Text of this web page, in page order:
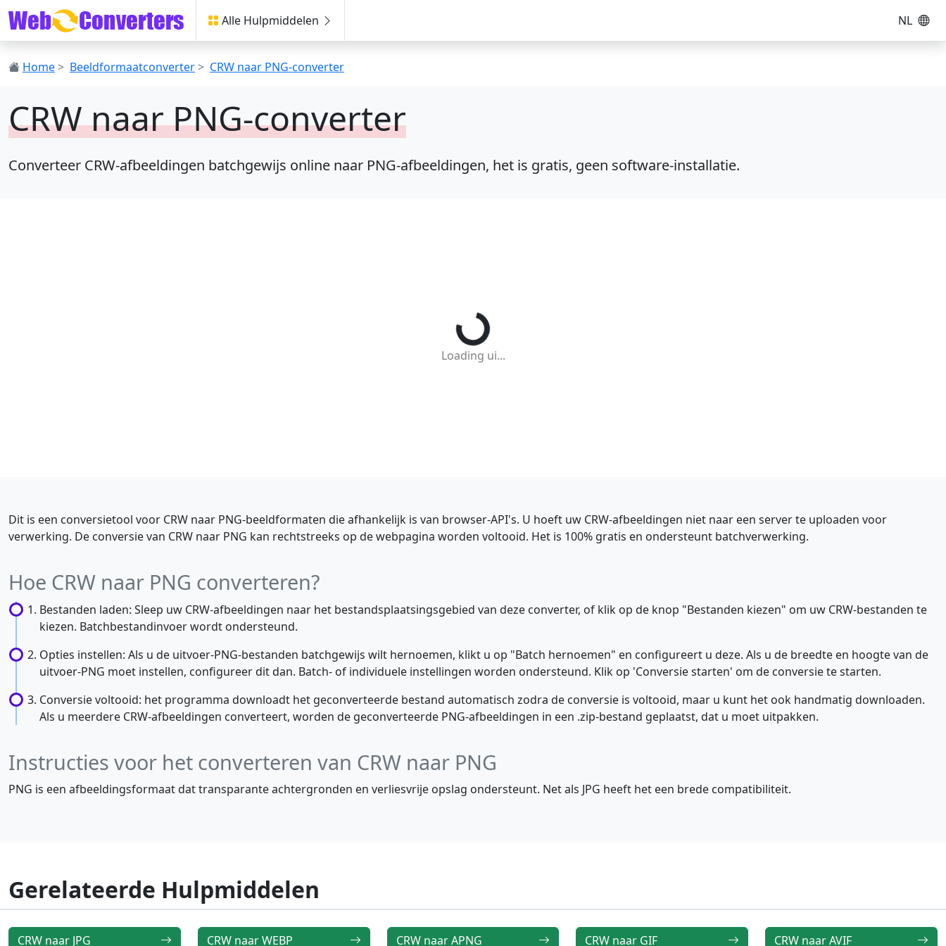
Alle Hulpmiddelen NL
Home> Beeldformaatconverter> CRW naar PNG-converter
CRW naar PNG-converter
Converteer CRW-afbeeldingen batchgewijs online naar PNG-afbeeldingen, het is gratis, geen software-installatie.
Loading ui...
Dit is een conversietool voor CRW naar PNG-beeldformaten die afhankelijk is van browser-API's. U hoeft uw CRW-afbeeldingen niet naar een server te uploaden voor
verwerking. De conversie van CRW naar PNG kan rechtstreeks op de webpagina worden voltooid. Het is 100% gratis en ondersteunt batchverwerking.
Hoe CRW naar PNG converteren?
Bestanden laden: Sleep uw CRW-afbeeldingen naar het bestandsplaatsingsgebied van deze converter, of klik op de knop "Bestanden kiezen" om uw CRW-bestanden te
kiezen. Batchbestandinvoer wordt ondersteund.
Opties instellen: Als u de uitvoer-PNG-bestanden batchgewijs wilt hernoemen, klikt u op "Batch hernoemen" en configureert u deze. Als u de breedte en hoogte van de
uitvoer-PNG moet instellen, configureer dit dan. Batch- of individuele instellingen worden ondersteund. Klik op 'Conversie starten' om de conversie te starten.
Conversie voltooid: het programma downloadt het geconverteerde bestand automatisch zodra de conversie is voltooid, maar u kunt het ook handmatig downloaden.
Als u meerdere CRW-afbeeldingen converteert, worden de geconverteerde PNG-afbeeldingen in een .zip-bestand geplaatst, dat u moet uitpakken.
Instructies voor het converteren van CRW naar PNG
PNG is een afbeeldingsformaat dat transparante achtergronden en verliesvrije opslag ondersteunt. Net als JPG heeft het een brede compatibiliteit.
Gerelateerde Hulpmiddelen
CRW naar JPG CRW naar WEBP CRW naar APNG CRW naar GIF CRW naar AVIF